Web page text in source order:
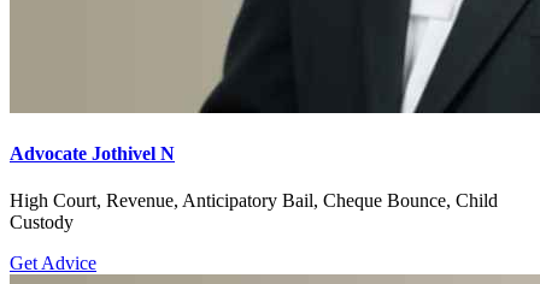
Advocate Jothivel N
High Court, Revenue, Anticipatory Bail, Cheque Bounce, Child
Custody
Get Advice